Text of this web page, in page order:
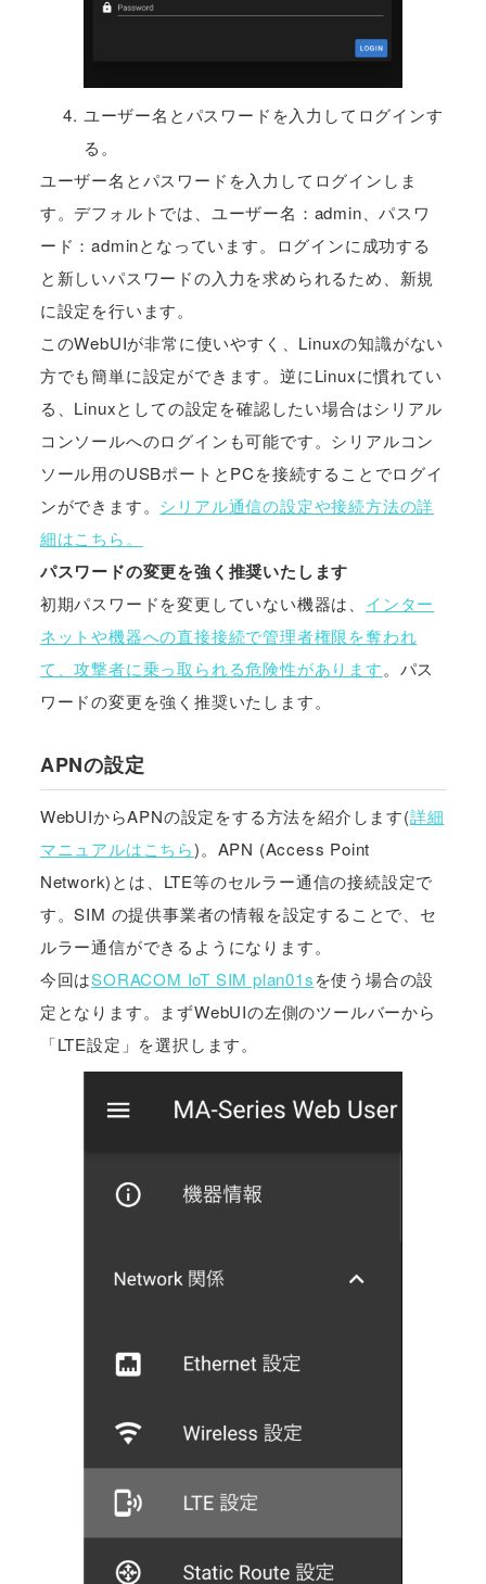
ユーザー名とパスワードを入力してログインす
る。
ユーザー名とパスワードを入力してログインしま
す。デフォルトでは、ユーザー名：admin、パスワ
ード：adminとなっています。ログインに成功する
と新しいパスワードの入力を求められるため、新規
に設定を行います。
このWebUIが非常に使いやすく、Linuxの知識がない
方でも簡単に設定ができます。逆にLinuxに慣れてい
る、Linuxとしての設定を確認したい場合はシリアル
コンソールへのログインも可能です。シリアルコン
ソール用のUSBポートとPCを接続することでログイ
ンができます。 シリアル通信の設定や接続方法の詳
細はこちら。
パスワードの変更を強く推奨いたします
初期パスワードを変更していない機器は、 インター
ネットや機器への直接接続で管理者権限を奪われ
て、攻撃者に乗っ取られる危険性があります。パス
ワードの変更を強く推奨いたします。
APNの設定
WebUIからAPNの設定をする方法を紹介します(詳細
マニュアルはこちら)。APN (Access Point
Network)とは、LTE等のセルラー通信の接続設定で
す。SIM の提供事業者の情報を設定することで、セ
ルラー通信ができるようになります。
今回はSORACOM IoT SIM plan01sを使う場合の設
定となります。まずWebUIの左側のツールバーから
「LTE設定」を選択します。